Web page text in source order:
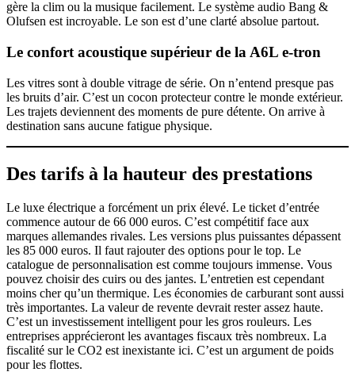
gère la clim ou la musique facilement. Le système audio Bang &
Olufsen est incroyable. Le son est d’une clarté absolue partout.
Le confort acoustique supérieur de la A6L e-tron
Les vitres sont à double vitrage de série. On n’entend presque pas
les bruits d’air. C’est un cocon protecteur contre le monde extérieur.
Les trajets deviennent des moments de pure détente. On arrive à
destination sans aucune fatigue physique.
Des tarifs à la hauteur des prestations
Le luxe électrique a forcément un prix élevé. Le ticket d’entrée
commence autour de 66 000 euros. C’est compétitif face aux
marques allemandes rivales. Les versions plus puissantes dépassent
les 85 000 euros. Il faut rajouter des options pour le top. Le
catalogue de personnalisation est comme toujours immense. Vous
pouvez choisir des cuirs ou des jantes. L’entretien est cependant
moins cher qu’un thermique. Les économies de carburant sont aussi
très importantes. La valeur de revente devrait rester assez haute.
C’est un investissement intelligent pour les gros rouleurs. Les
entreprises apprécieront les avantages fiscaux très nombreux. La
fiscalité sur le CO2 est inexistante ici. C’est un argument de poids
pour les flottes.